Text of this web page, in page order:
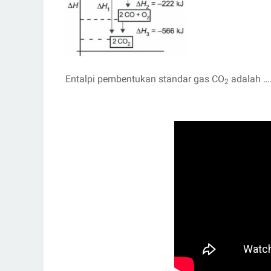
Entalpi pembentukan standar gas CO2 adalah